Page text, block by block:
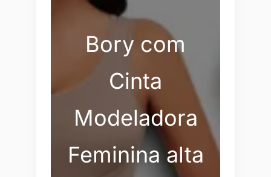
Bory com
Cinta
Modeladora
Feminina alta